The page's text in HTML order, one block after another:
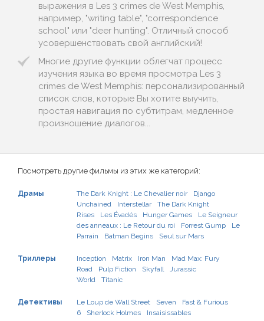
выражения в Les 3 crimes de West Memphis,
например, "writing table", "correspondence
school" или "deer hunting". Отличный способ
усовершенствовать свой английский!
Многие другие функции облегчат процесс
изучения языка во время просмотра Les 3
crimes de West Memphis: персонализированный
список слов, которые Вы хотите выучить,
простая навигация по субтитрам, медленное
произношение диалогов...
Посмотреть другие фильмы из этих же категорий:
Драмы The Dark Knight : Le Chevalier noir
Django
Unchained
Interstellar
The Dark Knight
Rises
Les Évadés Hunger Games
Le Seigneur
des anneaux : Le Retour du roi
Forrest Gump
Le
Parrain
Batman Begins Seul sur Mars
Триллеры Inception Matrix Iron Man
Mad Max: Fury
Road
Pulp Fiction Skyfall
Jurassic
World
Titanic
Детективы Le Loup de Wall Street Seven
Fast & Furious
6
Sherlock Holmes Insaisissables